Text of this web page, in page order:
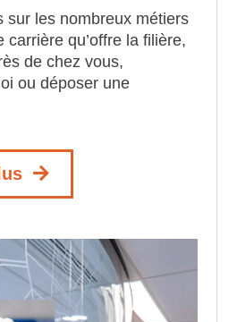
sur les nombreux métiers
carrière qu’offre la filière,
de chez vous,
ou déposer une